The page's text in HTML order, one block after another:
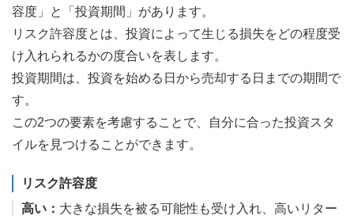
容度」と「投資期間」があります。
リスク許容度とは、投資によって生じる損失をどの程度受
け入れられるかの度合いを表します。
投資期間は、投資を始める日から売却する日までの期間で
す。
この2つの要素を考慮することで、自分に合った投資スタ
イルを見つけることができます。
リスク許容度
高い： 大きな損失を被る可能性も受け入れ、高いリター